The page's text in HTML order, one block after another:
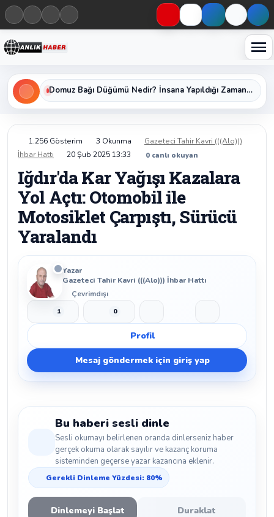
Haberleri keşfet
Domuz Bağı Düğümü Nedir? İnsana Yapıldığı Zaman Yavaş Yavaş Öldüren Ölümcül Düğümün Kan Donduran Gerçekleri
1.256 Gösterim 3 Okunma
Gazeteci Tahir Kavri (((Alo)))
İhbar Hattı
20 Şub 2025 13:33 0 canlı okuyan
Iğdır'da Kar Yağışı Kazalara
Yol Açtı: Otomobil ile
Motosiklet Çarpıştı, Sürücü
Yaralandı
Yazar
Gazeteci Tahir Kavri (((Alo))) İhbar Hattı
Çevrimdışı
Beğen
1 Beğenmeme
0
Profil
Mesaj göndermek için giriş yap
Bu haberi sesli dinle
Sesli okumayı belirlenen oranda dinlerseniz haber
gerçek okuma olarak sayılır ve kazanç koruma
sisteminden geçerse yazar kazancına eklenir.
Gerekli Dinleme Yüzdesi: 80%
Dinlemeyi Başlat Duraklat